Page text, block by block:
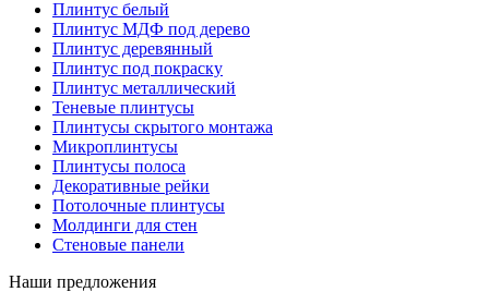
Плинтус белый
Плинтус МДФ под дерево
Плинтус деревянный
Плинтус под покраску
Плинтус металлический
Теневые плинтусы
Плинтусы скрытого монтажа
Микроплинтусы
Плинтусы полоса
Декоративные рейки
Потолочные плинтусы
Молдинги для стен
Стеновые панели
Наши предложения